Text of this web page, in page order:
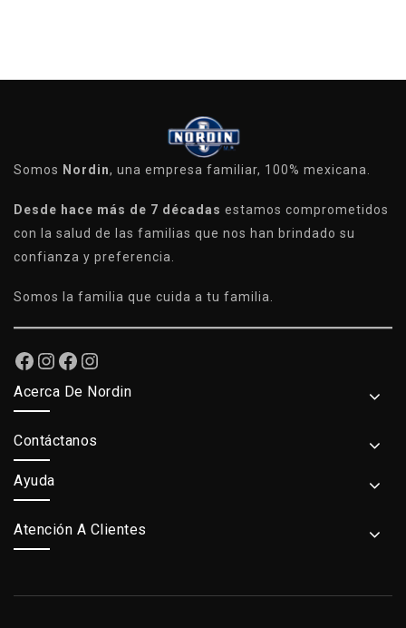
Somos Nordin, una empresa familiar, 100% mexicana.
Desde hace más de 7 décadas estamos comprometidos
con la salud de las familias que nos han brindado su
confianza y preferencia.
Somos la familia que cuida a tu familia.
Acerca De Nordin
Contáctanos
Ayuda
Atención A Clientes